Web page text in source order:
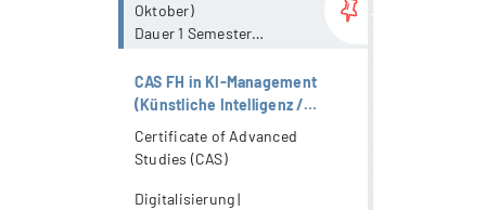
Oktober)
Dauer 1 Semester
CAS FH in KI-Management
(Künstliche Intelligenz /
Artificial Intelligence)
Certificate of Advanced
Studies (CAS)
Digitalisierung |